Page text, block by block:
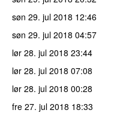
søn 29. jul 2018 12:46
søn 29. jul 2018 04:57
lør 28. jul 2018 23:44
lør 28. jul 2018 07:08
lør 28. jul 2018 00:28
fre 27. jul 2018 18:33